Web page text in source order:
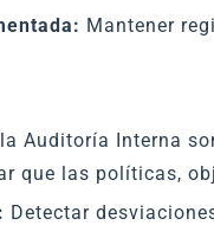
Mantener
Auditoría Interna
que las políticas,
Detectar